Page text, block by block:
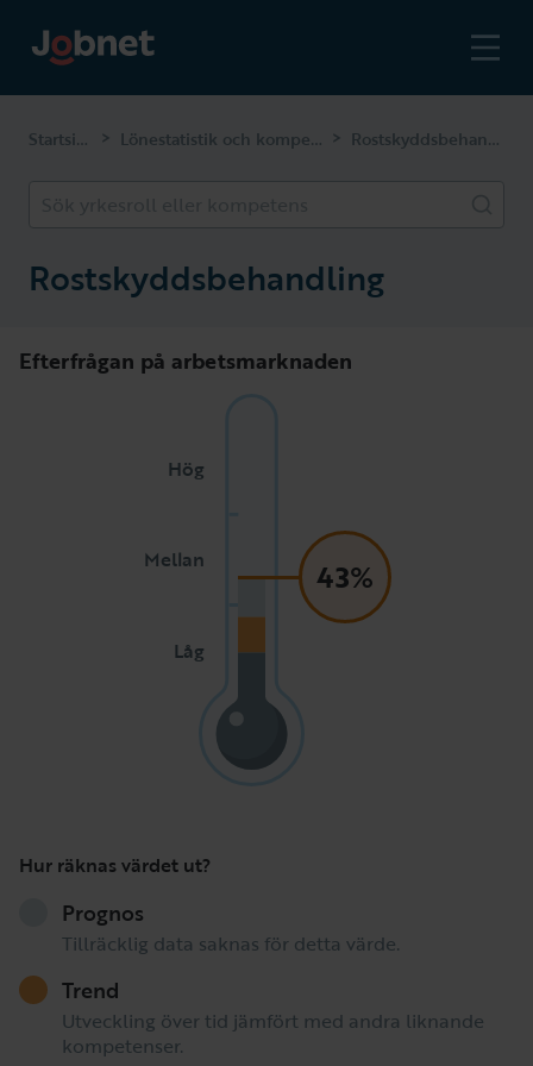
Startsidan > Lönestatistik och kompetenser > Rostskyddsbehandling
Rostskyddsbehandling
Efterfrågan på arbetsmarknaden
Hög
Mellan
Låg
43%
Hur räknas värdet ut?
Prognos
Tillräcklig data saknas för detta värde.
Trend
Utveckling över tid jämfört med andra liknande
kompetenser.